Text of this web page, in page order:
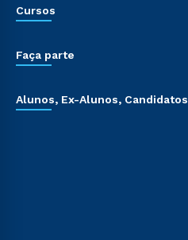
Cursos
Faça parte
Alunos, Ex-Alunos, Candidatos